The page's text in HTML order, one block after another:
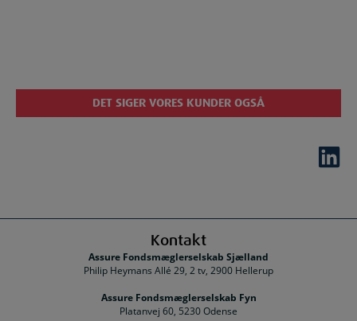
DET SIGER VORES KUNDER OGSÅ
Kontakt
Assure Fondsmæglerselskab Sjælland
Philip Heymans Allé 29, 2 tv, 2900 Hellerup
Assure Fondsmæglerselskab Fyn
Platanvej 60, 5230 Odense